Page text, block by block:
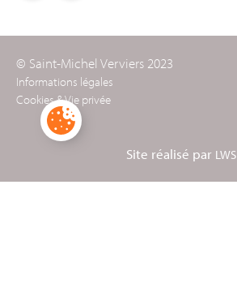
© Saint-Michel Verviers 2023
Informations légales
Cookies & Vie privée
Site réalisé par LWS